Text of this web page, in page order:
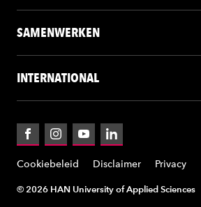
SAMENWERKEN
INTERNATIONAL
FacebookInstagramYouTubeLinkedIn
Cookiebeleid Disclaimer Privacy
© 2026 HAN University of Applied Sciences